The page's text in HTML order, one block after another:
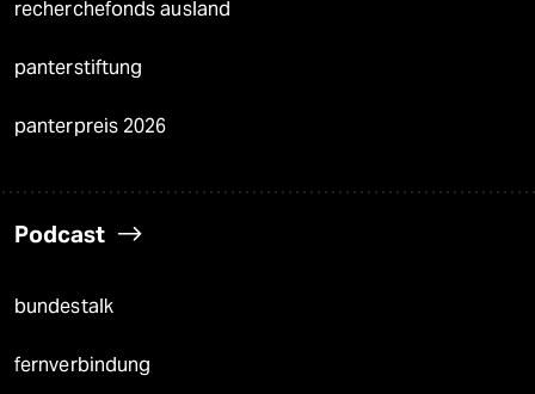
recherchefonds ausland
panterstiftung
panterpreis 2026
Podcast
bundestalk
fernverbindung